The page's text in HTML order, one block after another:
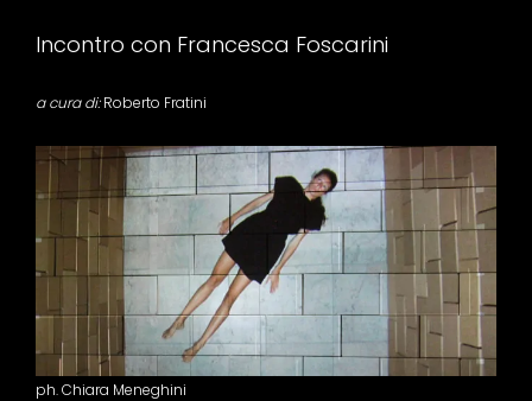
Incontro con Francesca Foscarini
a cura di:Roberto Fratini
ph. Chiara Meneghini